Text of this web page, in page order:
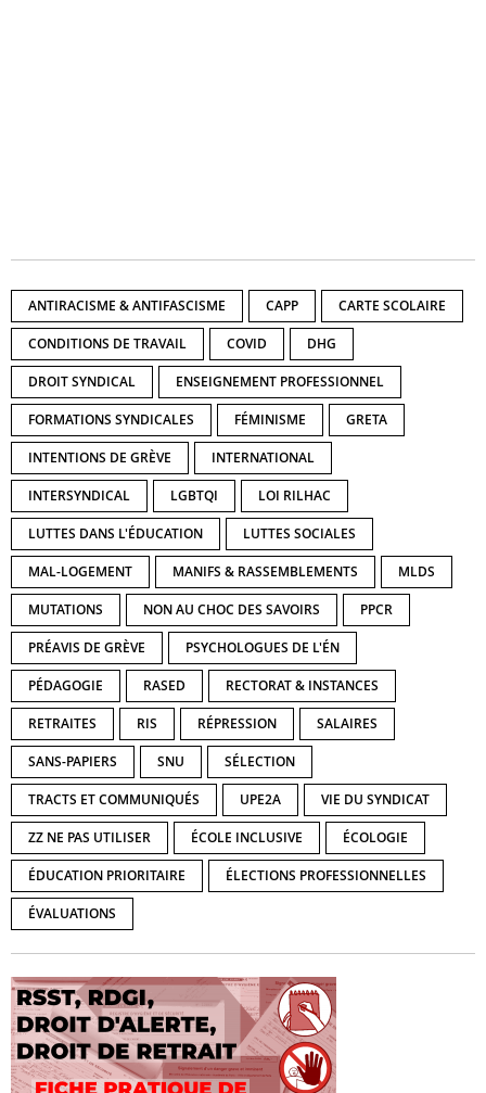
ANTIRACISME & ANTIFASCISME CAPP CARTE SCOLAIRE
CONDITIONS DE TRAVAIL COVID DHG
DROIT SYNDICAL ENSEIGNEMENT PROFESSIONNEL
FORMATIONS SYNDICALES FÉMINISME GRETA
INTENTIONS DE GRÈVE INTERNATIONAL
INTERSYNDICAL LGBTQI LOI RILHAC
LUTTES DANS L'ÉDUCATION LUTTES SOCIALES
MAL-LOGEMENT MANIFS & RASSEMBLEMENTS MLDS
MUTATIONS NON AU CHOC DES SAVOIRS PPCR
PRÉAVIS DE GRÈVE PSYCHOLOGUES DE L'ÉN
PÉDAGOGIE RASED RECTORAT & INSTANCES
RETRAITES RIS RÉPRESSION SALAIRES
SANS-PAPIERS SNU SÉLECTION
TRACTS ET COMMUNIQUÉS UPE2A VIE DU SYNDICAT
ZZ NE PAS UTILISER ÉCOLE INCLUSIVE ÉCOLOGIE
ÉDUCATION PRIORITAIRE ÉLECTIONS PROFESSIONNELLES
ÉVALUATIONS